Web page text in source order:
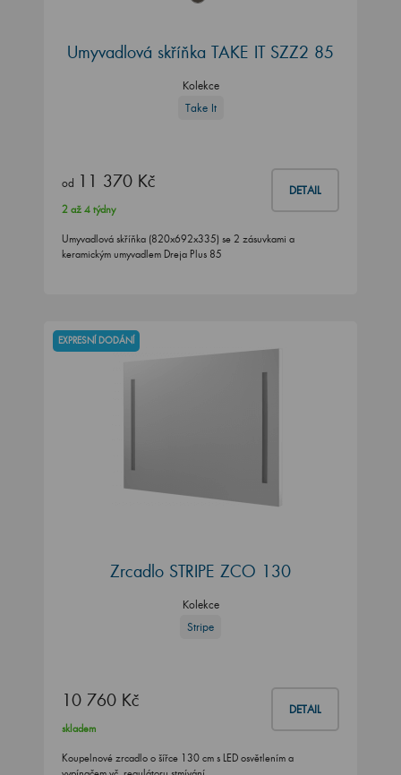
Umyvadlová skříňka TAKE IT SZZ2 85
Kolekce
Take It
od 11 370 Kč DETAIL
2 až 4 týdny
Umyvadlová skříňka (820x692x335) se 2 zásuvkami a
keramickým umyvadlem Dreja Plus 85
EXPRESNÍ DODÁNÍ
Zrcadlo STRIPE ZCO 130
Kolekce
Stripe
10 760 Kč DETAIL
skladem
Koupelnové zrcadlo o šířce 130 cm s LED osvětlením a